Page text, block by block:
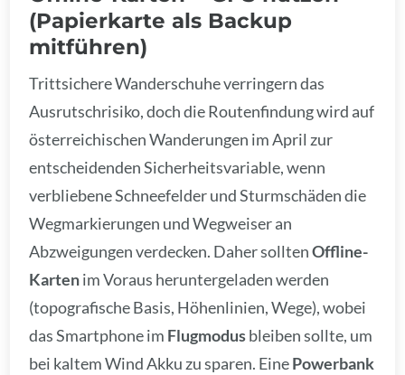
(Papierkarte als Backup
mitführen)
Trittsichere Wanderschuhe verringern das
Ausrutschrisiko, doch die Routenfindung wird auf
österreichischen Wanderungen im April zur
entscheidenden Sicherheitsvariable, wenn
verbliebene Schneefelder und Sturmschäden die
Wegmarkierungen und Wegweiser an
Abzweigungen verdecken. Daher solltenOffline-
Kartenim Voraus heruntergeladen werden
(topografische Basis, Höhenlinien, Wege), wobei
das Smartphone im Flugmodusbleiben sollte, um
bei kaltem Wind Akku zu sparen. EinePowerbank